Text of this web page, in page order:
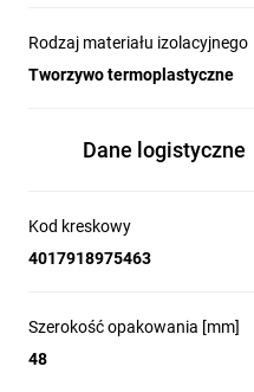
Rodzaj materiału izolacyjnego
Tworzywo termoplastyczne
Dane logistyczne
Kod kreskowy
4017918975463
Szerokość opakowania [mm]
48